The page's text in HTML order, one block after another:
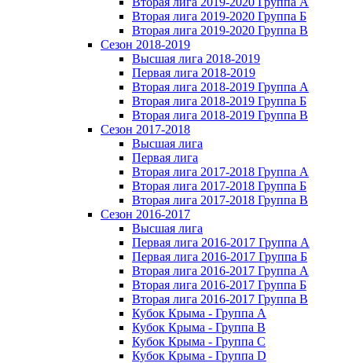
Вторая лига 2019-2020 Группа Б
Вторая лига 2019-2020 Группа В
Сезон 2018-2019
Высшая лига 2018-2019
Первая лига 2018-2019
Вторая лига 2018-2019 Группа А
Вторая лига 2018-2019 Группа Б
Вторая лига 2018-2019 Группа В
Сезон 2017-2018
Высшая лига
Первая лига
Вторая лига 2017-2018 Группа А
Вторая лига 2017-2018 Группа Б
Вторая лига 2017-2018 Группа В
Сезон 2016-2017
Высшая лига
Первая лига 2016-2017 Группа А
Первая лига 2016-2017 Группа Б
Вторая лига 2016-2017 Группа А
Вторая лига 2016-2017 Группа Б
Вторая лига 2016-2017 Группа В
Кубок Крыма - Группа A
Кубок Крыма - Группа B
Кубок Крыма - Группа C
Кубок Крыма - Группа D